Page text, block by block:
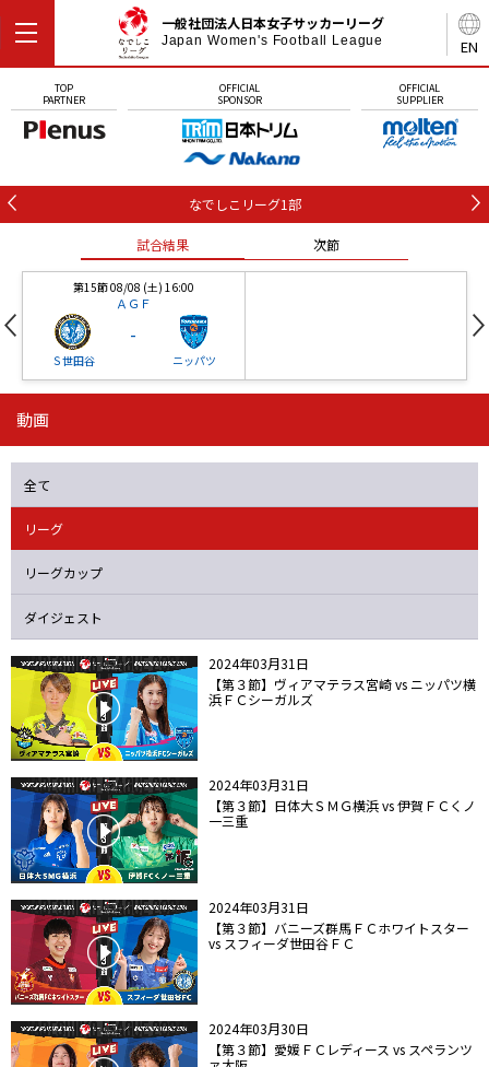
EN
一般社団法人日本女子サッカーリーグ
Japan Women's Football League
TOP
PARTNER
OFFICIAL
SPONSOR
OFFICIAL
SUPPLIER
なでしこリーグ1部
試合結果 次節
第15節 08/08 (土) 16:00
ＡＧＦ
Ｓ世田谷
-
ニッパツ
ニッパツ 石人の星
動画
全て
リーグ
リーグカップ
ダイジェスト
2024年03月31日
【第３節】ヴィアマテラス宮崎 vs ニッパツ横
浜ＦＣシーガルズ
2024年03月31日
【第３節】日体大ＳＭＧ横浜 vs 伊賀ＦＣくノ
一三重
2024年03月31日
【第３節】バニーズ群馬ＦＣホワイトスター
vs スフィーダ世田谷ＦＣ
2024年03月30日
【第３節】愛媛ＦＣレディース vs スペランツ